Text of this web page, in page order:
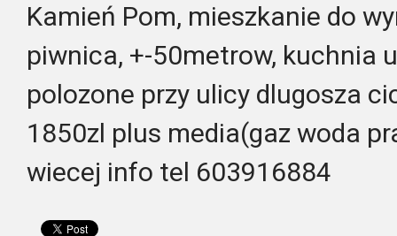
Kamień Pom, mieszkanie do
piwnica, +-50metrow, kuchnia
polozone przy ulicy dlugosza
1850zl plus media(gaz woda
wiecej info tel 603916884